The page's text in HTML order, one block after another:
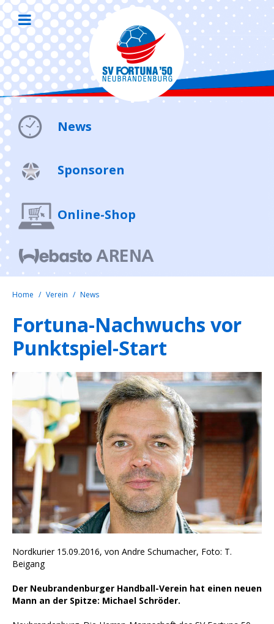
News
Sponsoren
Online-Shop
Home Verein News
Fortuna-Nachwuchs vor
Punktspiel-Start
Nordkurier 15.09.2016, von Andre Schumacher, Foto: T.
Beigang
Der Neubrandenburger Handball-Verein hat einen neuen
Mann an der Spitze: Michael Schröder.